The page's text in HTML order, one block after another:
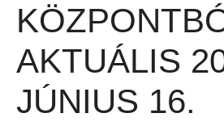
AKTUÁLIS
JÚNIUS 16.